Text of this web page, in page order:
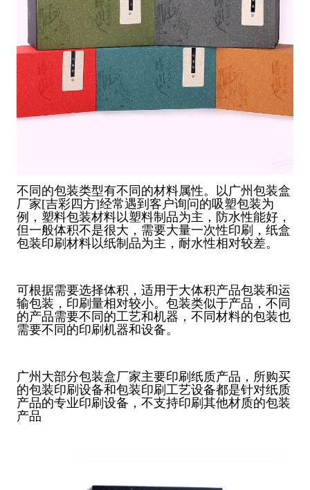
不同的包装类型有不同的材料属性。以广州包装盒
厂家[吉彩四方]经常遇到客户询问的吸塑包装为
例，塑料包装材料以塑料制品为主，防水性能好，
但一般体积不是很大，需要大量一次性印刷，纸盒
包装印刷材料以纸制品为主，耐水性相对较差。
可根据需要选择体积，适用于大体积产品包装和运
输包装，印刷量相对较小。包装类似于产品，不同
的产品需要不同的工艺和机器，不同材料的包装也
需要不同的印刷机器和设备。
广州大部分包装盒厂家主要印刷纸质产品，所购买
的包装印刷设备和包装印刷工艺设备都是针对纸质
产品的专业印刷设备，不支持印刷其他材质的包装
产品